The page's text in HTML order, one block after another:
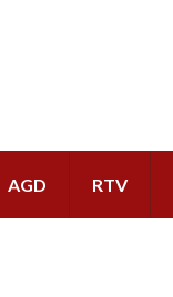
AGD RTV